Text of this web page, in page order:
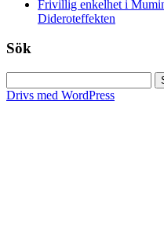
Frivillig enkelhet i
Dideroteffekten
Sök
efter:
Drivs med WordPress